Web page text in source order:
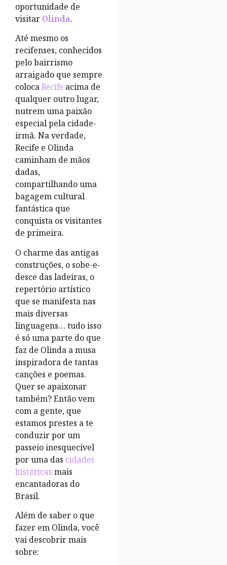
oportunidade de
visitar Olinda.
Até mesmo os
recifenses, conhecidos
pelo bairrismo
arraigado que sempre
colocaRecife acima de
qualquer outro lugar,
nutrem uma paixão
especial pela cidade-
irmã. Na verdade,
Recife e Olinda
caminham de mãos
dadas,
compartilhando uma
bagagem cultural
fantástica que
conquista os visitantes
de primeira.
O charme das antigas
construções, o sobe-e-
desce das ladeiras, o
repertório artístico
que se manifesta nas
mais diversas
linguagens… tudo isso
é só uma parte do que
faz de Olinda a musa
inspiradora de tantas
canções e poemas.
Quer se apaixonar
também? Então vem
com a gente, que
estamos prestes a te
conduzir por um
passeio inesquecível
por uma das cidades
históricas mais
encantadoras do
Brasil.
Além de saber o que
fazer em Olinda, você
vai descobrir mais
sobre: